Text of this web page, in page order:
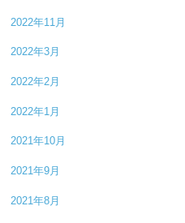
2022年11月
2022年3月
2022年2月
2022年1月
2021年10月
2021年9月
2021年8月